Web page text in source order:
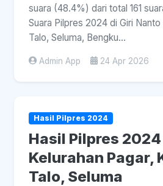
suara (48.4%) dari total 161
Suara Pilpres 2024 di Giri
Talo, Seluma, Bengku...
Admin App 24 Apr 2026
Hasil Pilpres 2024
Hasil Pilpres
Kelurahan Pagar,
Talo, Seluma